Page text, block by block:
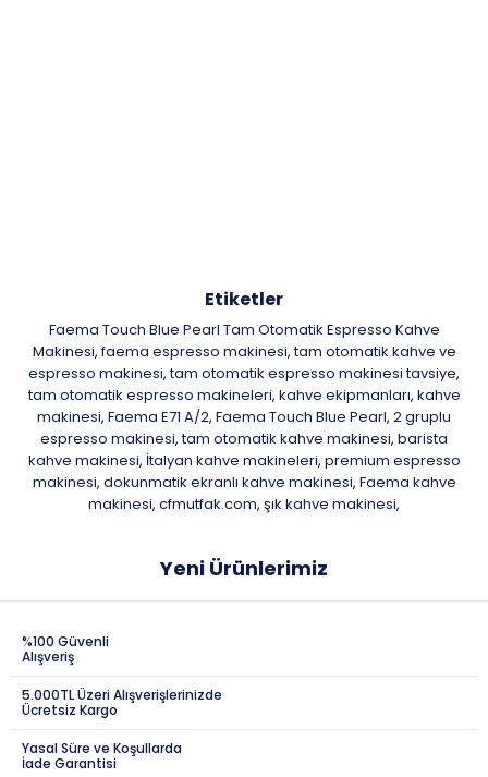
Etiketler
Faema Touch Blue Pearl Tam Otomatik Espresso Kahve
Makinesi, faema espresso makinesi, tam otomatik kahve ve
espresso makinesi, tam otomatik espresso makinesi tavsiye,
tam otomatik espresso makineleri, kahve ekipmanları, kahve
makinesi, Faema E71 A/2, Faema Touch Blue Pearl, 2 gruplu
espresso makinesi, tam otomatik kahve makinesi, barista
kahve makinesi, İtalyan kahve makineleri, premium espresso
makinesi, dokunmatik ekranlı kahve makinesi, Faema kahve
makinesi, cfmutfak.com, şık kahve makinesi,
Yeni Ürünlerimiz
%100 Güvenli
Alışveriş
5.000TL Üzeri Alışverişlerinizde
Ücretsiz Kargo
Yasal Süre ve Koşullarda
İade Garantisi